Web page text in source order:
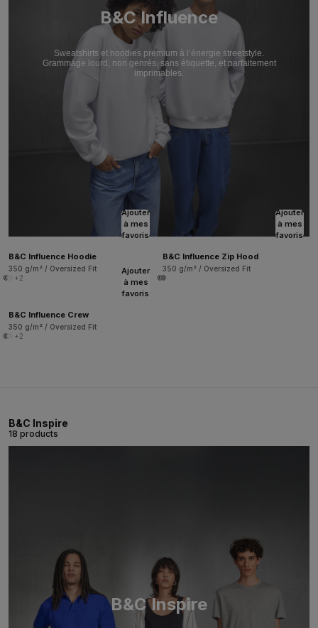
B&C Influence
Sweatshirts et hoodies premium à l’énergie streetstyle.
Grammage lourd, non genrés, sans étiquette, et parfaitement
imprimables.
Ajouter
à mes
favoris
B&C Influence Hoodie
350 g/m² / Oversized Fit
+2
Ajouter
à mes
favoris
B&C Influence Zip Hood
350 g/m² / Oversized Fit
Ajouter
à mes
favoris
B&C Influence Crew
350 g/m² / Oversized Fit
+2
B&C Inspire
18 products
B&C Inspire